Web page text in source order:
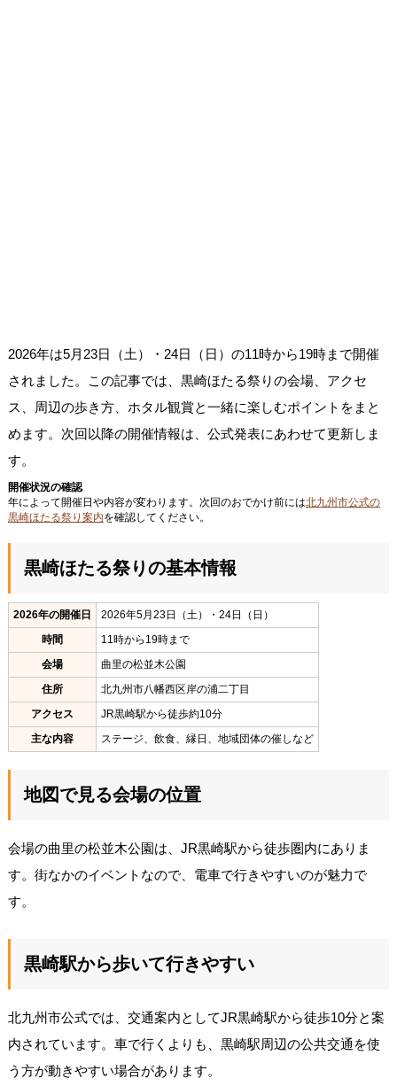
2026年は5月23日（土）・24日（日）の11時から19時まで開催
されました。この記事では、黒崎ほたる祭りの会場、アクセ
ス、周辺の歩き方、ホタル観賞と一緒に楽しむポイントをまと
めます。次回以降の開催情報は、公式発表にあわせて更新しま
す。
開催状況の確認
年によって開催日や内容が変わります。次回のおでかけ前には北九州市公式の
黒崎ほたる祭り案内を確認してください。
黒崎ほたる祭りの基本情報
2026年の開催日
2026年5月23日（土）・24日（日）
時間
11時から19時まで
会場
曲里の松並木公園
住所
北九州市八幡西区岸の浦二丁目
アクセス
JR黒崎駅から徒歩約10分
主な内容
ステージ、飲食、縁日、地域団体の催しなど
地図で見る会場の位置
会場の曲里の松並木公園は、JR黒崎駅から徒歩圏内にありま
す。街なかのイベントなので、電車で行きやすいのが魅力で
す。
黒崎駅から歩いて行きやすい
北九州市公式では、交通案内としてJR黒崎駅から徒歩10分と案
内されています。車で行くよりも、黒崎駅周辺の公共交通を使
う方が動きやすい場合があります。